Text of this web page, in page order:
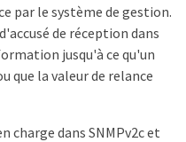
par le système de gestion.
de réception dans
jusqu'à ce qu'un
que la valeur de relance
charge dans SNMPv2c et